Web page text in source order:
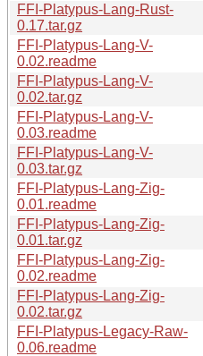
FFI-Platypus-Lang-Rust-
0.17.tar.gz
FFI-Platypus-Lang-V-
0.02.readme
FFI-Platypus-Lang-V-
0.02.tar.gz
FFI-Platypus-Lang-V-
0.03.readme
FFI-Platypus-Lang-V-
0.03.tar.gz
FFI-Platypus-Lang-Zig-
0.01.readme
FFI-Platypus-Lang-Zig-
0.01.tar.gz
FFI-Platypus-Lang-Zig-
0.02.readme
FFI-Platypus-Lang-Zig-
0.02.tar.gz
FFI-Platypus-Legacy-Raw-
0.06.readme